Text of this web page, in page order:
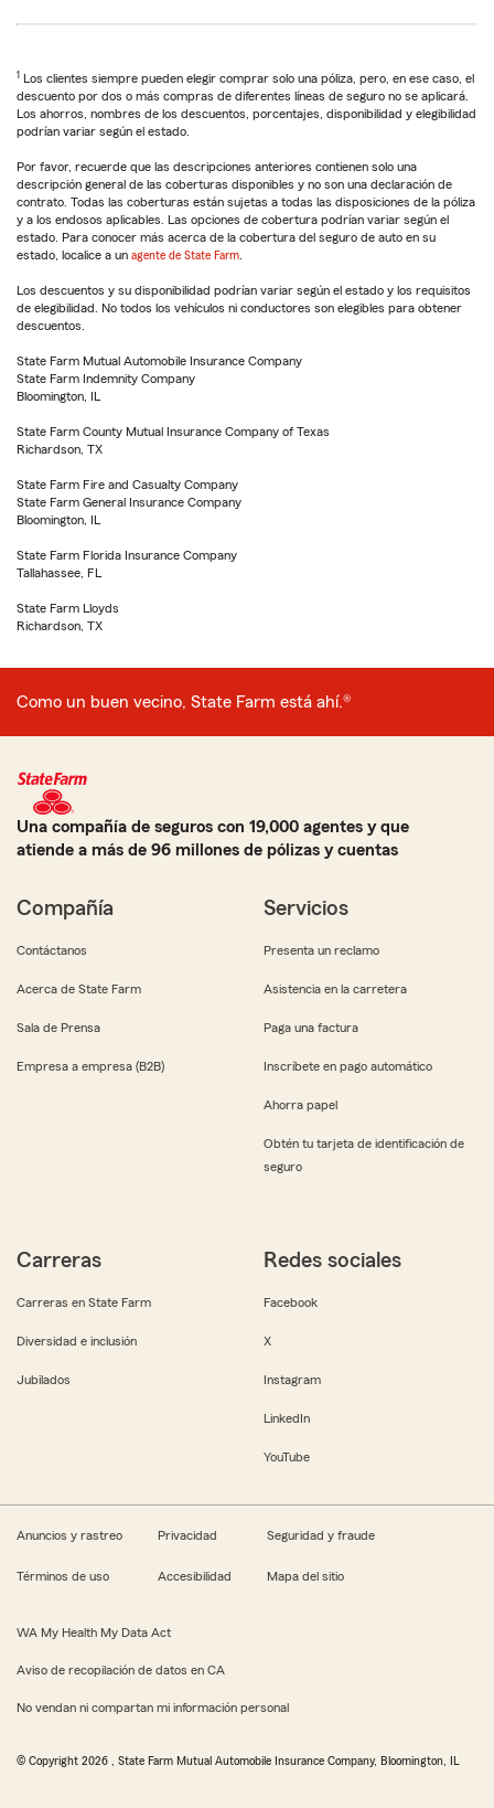
1 Los clientes siempre pueden elegir comprar solo una póliza, pero, en ese caso, el
descuento por dos o más compras de diferentes líneas de seguro no se aplicará.
Los ahorros, nombres de los descuentos, porcentajes, disponibilidad y elegibilidad
podrían variar según el estado.
Por favor, recuerde que las descripciones anteriores contienen solo una
descripción general de las coberturas disponibles y no son una declaración de
contrato. Todas las coberturas están sujetas a todas las disposiciones de la póliza
y a los endosos aplicables. Las opciones de cobertura podrían variar según el
estado. Para conocer más acerca de la cobertura del seguro de auto en su
estado, localice a un agente de State Farm
Los descuentos y su disponibilidad podrían variar según el estado y los requisitos
de elegibilidad. No todos los vehículos ni conductores son elegibles para obtener
descuentos.
State Farm Mutual Automobile Insurance Company
State Farm Indemnity Company
Bloomington, IL
State Farm County Mutual Insurance Company of Texas
Richardson, TX
State Farm Fire and Casualty Company
State Farm General Insurance Company
Bloomington, IL
State Farm Florida Insurance Company
Tallahassee, FL
State Farm Lloyds
Richardson, TX
Como un buen vecino, State Farm está ahí.®
Una compañía de seguros con 19,000 agentes y que
atiende a más de 96 millones de pólizas y cuentas
Compañía
Contáctanos
Acerca de State Farm
Sala de Prensa
Empresa a empresa (B2B)
Servicios
Presenta un reclamo
Asistencia en la carretera
Paga una factura
Inscríbete en pago automático
Ahorra papel
Obtén tu tarjeta de identificación de
seguro
Carreras
Carreras en State Farm
Diversidad e inclusión
Jubilados
Redes sociales
Facebook
X
Instagram
LinkedIn
YouTube
Anuncios y rastreo Privacidad Seguridad y fraude
Términos de uso Accesibilidad Mapa del sitio
WA My Health My Data Act
Aviso de recopilación de datos en CA
No vendan ni compartan mi información personal
© Copyright 2026 , State Farm Mutual Automobile Insurance Company, Bloomington, IL